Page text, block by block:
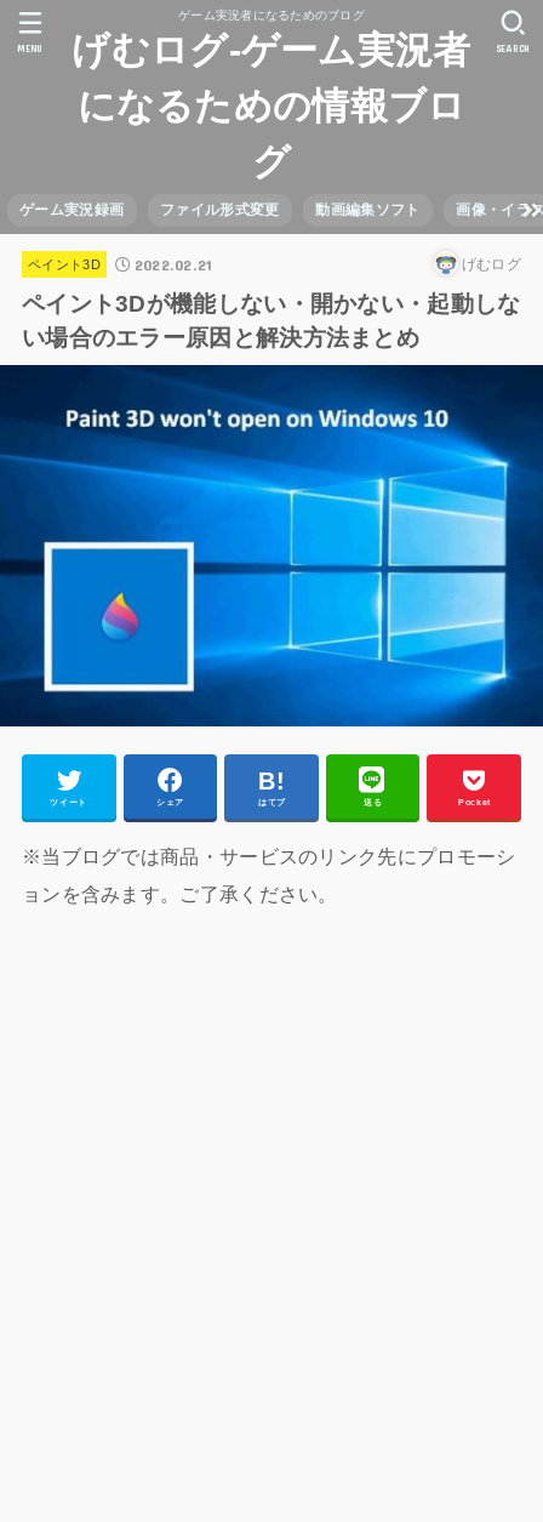
ゲーム実況者になるためのブログ
げむログ-ゲーム実況者
になるための情報ブロ
グ
ゲーム実況録画 ファイル形式変更 動画編集ソフト 画像・イラ
SEARCH
MENU
ペイント3D 2022.02.21 げむログ
ペイント3Dが機能しない・開かない・起動しな
い場合のエラー原因と解決方法まとめ
ツイート シェア はてブ 送る Pocket
※当ブログでは商品・サービスのリンク先にプロモーシ
ョンを含みます。ご了承ください。